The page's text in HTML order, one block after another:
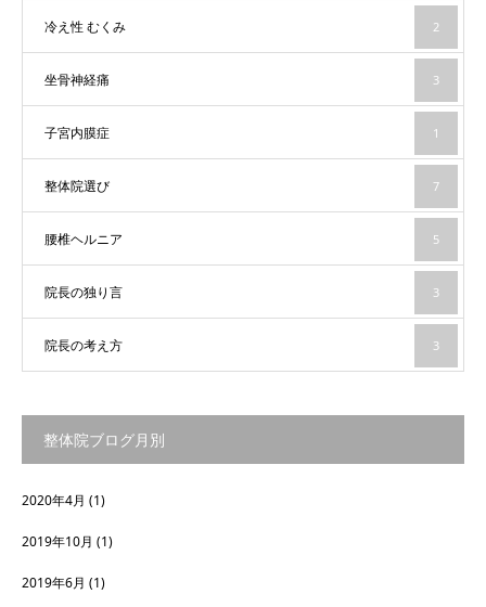
冷え性 むくみ 2
坐骨神経痛 3
子宮内膜症 1
整体院選び 7
腰椎ヘルニア 5
院長の独り言 3
院長の考え方 3
整体院ブログ月別
2020年4月 (1)
2019年10月 (1)
2019年6月 (1)